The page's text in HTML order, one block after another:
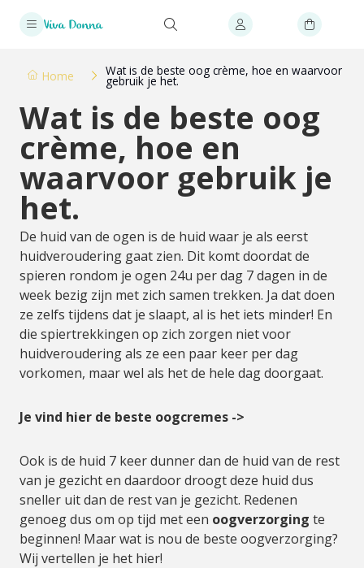
Home Wat is de beste oog crème, hoe en waarvoor
gebruik je het.
Wat is de beste oog
crème, hoe en
waarvoor gebruik je
het.
De huid van de ogen is de huid waar je als eerst
huidveroudering gaat zien. Dit komt doordat de
spieren rondom je ogen 24u per dag 7 dagen in de
week bezig zijn met zich samen trekken. Ja dat doen
ze zelfs tijdens dat je slaapt, al is het iets minder! En
die spiertrekkingen op zich zorgen niet voor
huidveroudering als ze een paar keer per dag
vorkomen, maar wel als het de hele dag doorgaat.
Je vind hier de beste oogcremes ->
Ook is de huid 7 keer dunner dan de huid van de rest
van je gezicht en daardoor droogt deze huid dus
sneller uit dan de rest van je gezicht. Redenen
genoeg dus om op tijd met een oogverzorging te
beginnen! Maar wat is nou de beste oogverzorging?
Wij vertellen je het hier!